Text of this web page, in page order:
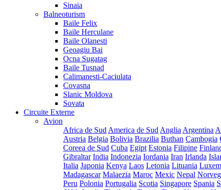
Sinaia
Balneoturism
Baile Felix
Baile Herculane
Baile Olanesti
Geoagiu Bai
Ocna Sugatag
Baile Tusnad
Calimanesti-Caciulata
Covasna
Slanic Moldova
Sovata
Circuite Externe
Avion
Africa de Sud America de Sud Anglia Argentina
Austria Belgia Bolivia Brazilia Buthan Cambogia
Coreea de Sud Cuba Egipt Estonia Filipine
Gibraltar India Indonezia Iordania Iran Irlanda
Italia Japonia Kenya Laos Letonia Lituania
Madagascar Malaezia Maroc Mexic Nepal
Peru Polonia Portugalia Scotia Singapore Spania